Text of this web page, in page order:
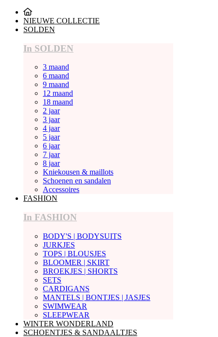
NIEUWE COLLECTIE
SOLDEN
In SOLDEN
3 maand
6 maand
9 maand
12 maand
18 maand
2 jaar
3 jaar
4 jaar
5 jaar
6 jaar
7 jaar
8 jaar
Kniekousen & maillots
Schoenen en sandalen
Accessoires
FASHION
In FASHION
BODY'S | BODYSUITS
JURKJES
TOPS | BLOUSJES
BLOOMER | SKIRT
BROEKJES | SHORTS
SETS
CARDIGANS
MANTELS | BONTJES | JASJES
SWIMWEAR
SLEEPWEAR
WINTER WONDERLAND
SCHOENTJES & SANDAALTJES